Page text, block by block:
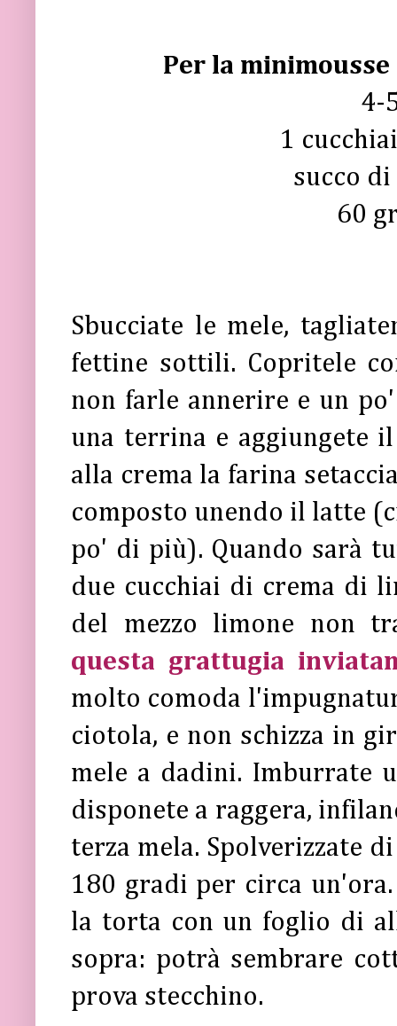
Per la
4-
1
succo di
60
Sbucciate le mele,
fettine sottili. Copritele
non farle annerire e un
una terrina e aggiungete
alla crema la farina
composto unendo il latte
po' di più). Quando sarà
due cucchiai di crema di
del mezzo limone non
questa grattugia
molto comoda
ciotola, e non schizza in
mele a dadini. Imburrate
disponete a raggera,
terza mela. Spolverizzate
180 gradi per circa
la torta con un foglio di
sopra: potrà sembrare
prova stecchino.